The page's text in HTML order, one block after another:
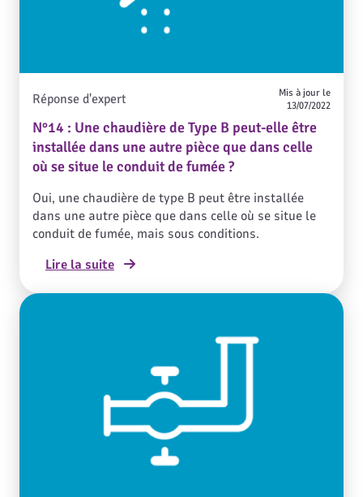
N°14 : Une chaudière de Type B peut-elle être
installée dans une autre pièce que dans celle
où se situe le conduit de fumée ?
Réponse d'expert
Mis à jour le
13/07/2022
Oui, une chaudière de type B peut être installée
dans une autre pièce que dans celle où se situe le
conduit de fumée, mais sous conditions.
Lire la suite